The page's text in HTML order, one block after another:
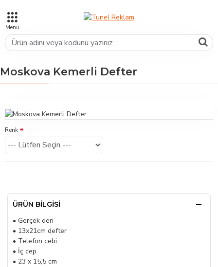
Moskova Kemerli Defter
Renk
ÜRÜN BILGISI
• Gerçek deri
• 13x21cm defter
• Telefon cebi
• İç cep
• 23 x 15,5 cm